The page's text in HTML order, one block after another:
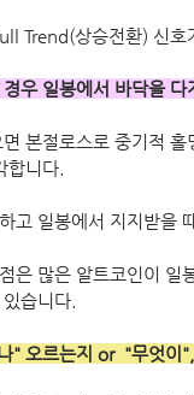
Trend(상승전환) 신
우 일봉에서 바닥을
본절로스로 중기적
합니다.
고 일봉에서 지지받을
은 많은 알트코인이
습니다.
" 오르는지 or  "무엇이